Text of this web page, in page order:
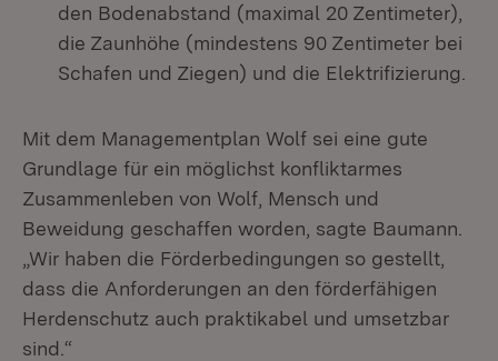
den Bodenabstand (maximal 20 Zentimeter),
die Zaunhöhe (mindestens 90 Zentimeter bei
Schafen und Ziegen) und die Elektrifizierung.
Mit dem Managementplan Wolf sei eine gute
Grundlage für ein möglichst konfliktarmes
Zusammenleben von Wolf, Mensch und
Beweidung geschaffen worden, sagte Baumann.
„Wir haben die Förderbedingungen so gestellt,
dass die Anforderungen an den förderfähigen
Herdenschutz auch praktikabel und umsetzbar
sind.“